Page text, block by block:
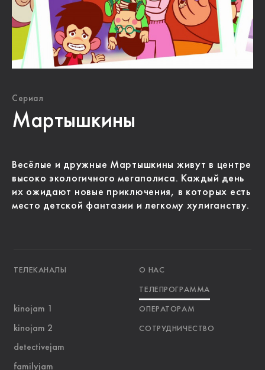
Сериал
Мартышкины
Весёлые и дружные Мартышкины живут в центре
высоко экологичного мегаполиса. Каждый день
их ожидают новые приключения, в которых есть
место детской фантазии и легкому хулиганству.
ТЕЛЕКАНАЛЫ О НАС
ТЕЛЕПРОГРАММА
ОПЕРАТОРАМ
СОТРУДНИЧЕСТВО
kinojam 1
kinojam 2
detectivejam
familyjam